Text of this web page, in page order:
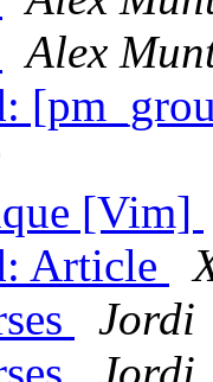
Alex
[Vim]
Article
Jordi